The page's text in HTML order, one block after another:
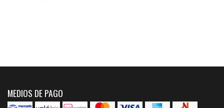
MEDIOS DE PAGO